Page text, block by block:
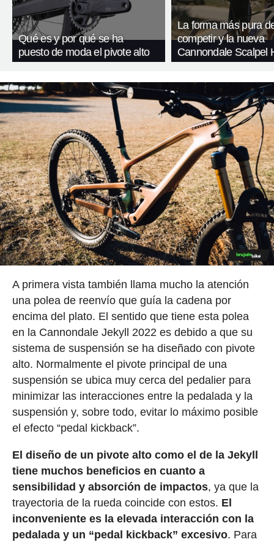
Qué es y por qué se ha
puesto de moda el pivote alto
La forma más pura
competir y la nueva
Cannondale Scalpel
A primera vista también llama mucho la atención
una polea de reenvío que guía la cadena por
encima del plato. El sentido que tiene esta polea
en la Cannondale Jekyll 2022 es debido a que su
sistema de suspensión se ha diseñado con pivote
alto. Normalmente el pivote principal de una
suspensión se ubica muy cerca del pedalier para
minimizar las interacciones entre la pedalada y la
suspensión y, sobre todo, evitar lo máximo posible
el efecto “pedal kickback”.
El diseño de un pivote alto como el de la Jekyll
tiene muchos beneficios en cuanto a
sensibilidad y absorción de impactos, ya que la
trayectoria de la rueda coincide con estos. El
inconveniente es la elevada interacción con la
pedalada y un “pedal kickback” excesivo. Para